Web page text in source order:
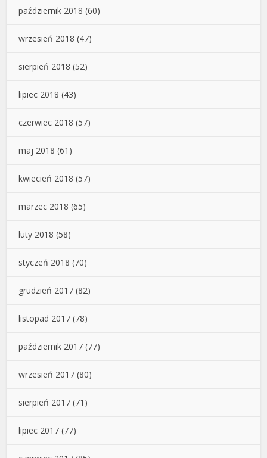
październik 2018 (60)
wrzesień 2018 (47)
sierpień 2018 (52)
lipiec 2018 (43)
czerwiec 2018 (57)
maj 2018 (61)
kwiecień 2018 (57)
marzec 2018 (65)
luty 2018 (58)
styczeń 2018 (70)
grudzień 2017 (82)
listopad 2017 (78)
październik 2017 (77)
wrzesień 2017 (80)
sierpień 2017 (71)
lipiec 2017 (77)